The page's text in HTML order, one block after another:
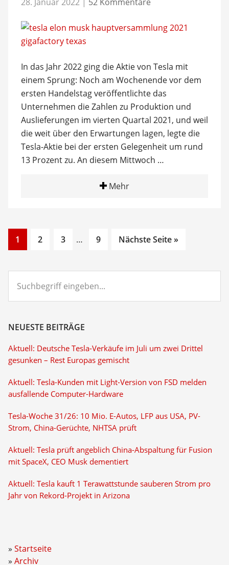
In das Jahr 2022 ging die Aktie von Tesla mit
einem Sprung: Noch am Wochenende vor dem
ersten Handelstag veröffentlichte das
Unternehmen die Zahlen zu Produktion und
Auslieferungen im vierten Quartal 2021, und weil
die weit über den Erwartungen lagen, legte die
Tesla-Aktie bei der ersten Gelegenheit um rund
13 Prozent zu. An diesem Mittwoch …
Mehr
Go
to
1
Go
2
Go
3
Interim
…
Go
9 Nächste Seite »
eingeben...
NEUESTE BEITRÄGE
Aktuell: Deutsche Tesla-Verkäufe im Juli um zwei Drittel
gesunken – Rest Europas gemischt
Aktuell: Tesla-Kunden mit Light-Version von FSD melden
ausfallende Computer-Hardware
Tesla-Woche 31/26: 10 Mio. E-Autos, LFP aus USA, PV-
Strom, China-Gerüchte, NHTSA prüft
Aktuell: Tesla prüft angeblich China-Abspaltung für Fusion
mit SpaceX, CEO Musk dementiert
Aktuell: Tesla kauft 1 Terawattstunde sauberen Strom pro
Jahr von Rekord-Projekt in Arizona
Startseite
Archiv